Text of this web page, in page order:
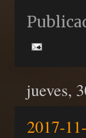
jueves,
2017-